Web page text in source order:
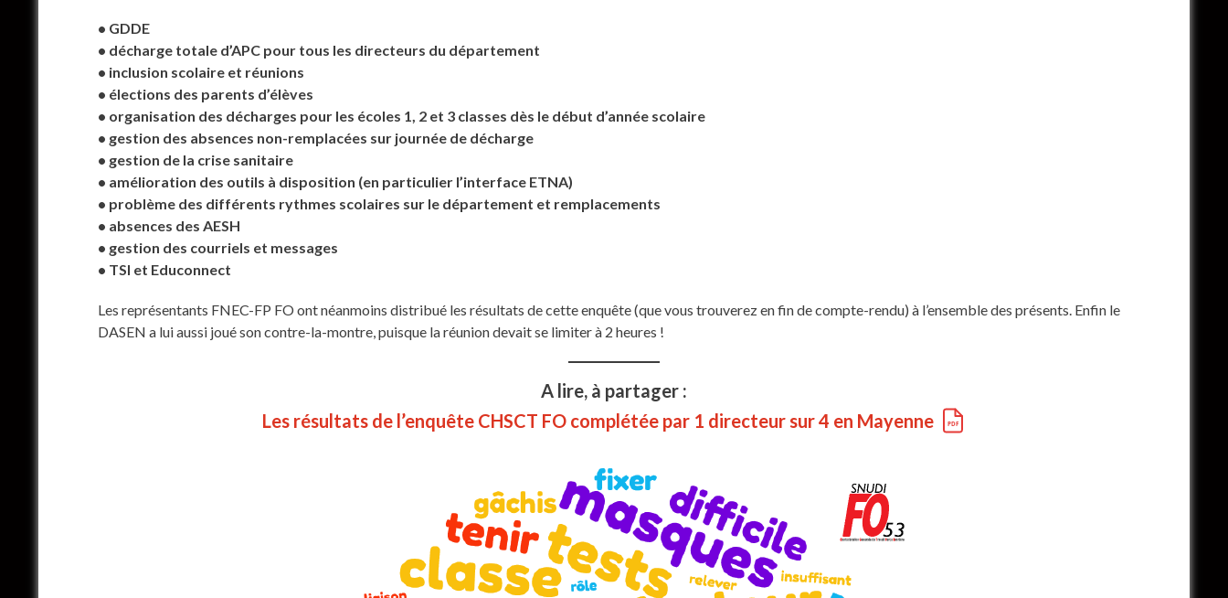
• GDDE
• décharge totale d’APC pour tous les directeurs du département
• inclusion scolaire et réunions
• élections des parents d’élèves
• organisation des décharges pour les écoles 1, 2 et 3 classes dès le début d’année scolaire
• gestion des absences non-remplacées sur journée de décharge
• gestion de la crise sanitaire
• amélioration des outils à disposition (en particulier l’interface ETNA)
• problème des différents rythmes scolaires sur le département et remplacements
• absences des AESH
• gestion des courriels et messages
• TSI et Educonnect
Les représentants FNEC-FP FO ont néanmoins distribué les résultats de cette enquête (que vous trouverez en fin de compte-rendu) à l’ensemble des présents. Enfin le
DASEN a lui aussi joué son contre-la-montre, puisque la réunion devait se limiter à 2 heures !
A lire, à partager :
Les résultats de l’enquête CHSCT FO complétée par 1 directeur sur 4 en Mayenne